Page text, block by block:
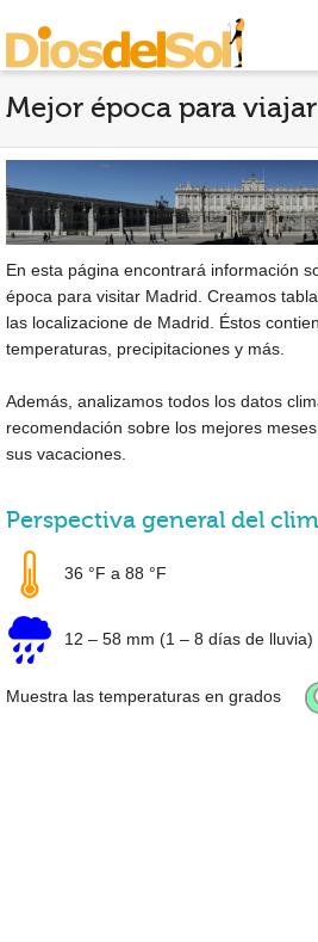
Mejor época para
En esta página encontrará información
época para visitar Madrid. Creamos
las localizacione de Madrid. Éstos
temperaturas, precipitaciones y más.
Además, analizamos todos los datos
recomendación sobre los mejores
sus vacaciones.
Perspectiva general del
36 °F a 88 °F
12 – 58 mm (1 – 8 días de lluvia)
Muestra las temperaturas en grados